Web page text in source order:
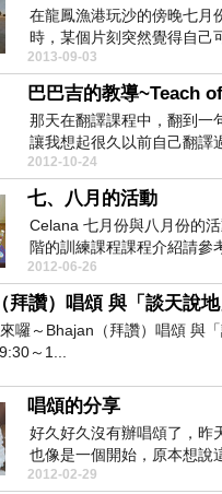
在龍鳳漁港玩沙的傍晚七月
時，某個片刻突然覺得自己
了。記得當時...
2013-09-03
巴巴吉的教導~Teach
那天在翻譯課程中，翻到一
讓我想起很久以前自己翻譯
教導。再次與...
2012-10-24
七、八月的活動
Celana 七月份與八月份的
階的訓練課程課程介紹請參
2012-06-26
讚）唱頌 與「談天說地
囉～Bhajan（拜讚）唱頌 與「
～1...
唱頌的分享
好久好久沒有辦唱頌了，昨
也像是一個開始，原本想說
忙，而且又遇...
2012-02-29